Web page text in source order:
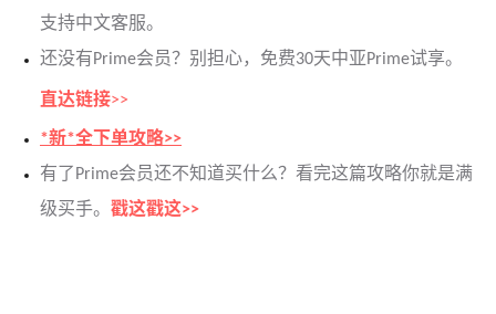
支持中文客服。
还没有Prime会员？别担心，免费30天中亚Prime试享。
直达链接>>
*新*全下单攻略>>
有了Prime会员还不知道买什么？看完这篇攻略你就是满
级买手。 戳这戳这>>